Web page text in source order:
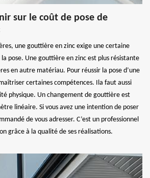
sur le coût de pose de
une gouttière en zinc exige une certaine
pose. Une gouttière en zinc est plus résistante
en autre matériau. Pour réussir la pose d’une
certaines compétences. Ila faut aussi
physique. Un changement de gouttière est
linéaire. Si vous avez une intention de poser
de vous adresser. C’est un professionnel
grâce à la qualité de ses réalisations.